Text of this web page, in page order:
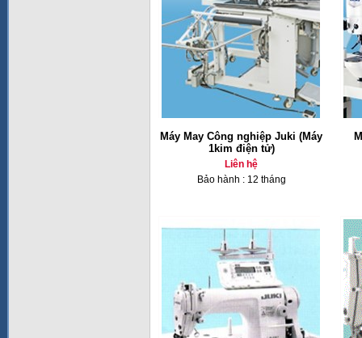
Máy May Công nghiệp Juki (Máy
1kim điện tử)
Liên hệ
Bảo hành : 12 tháng